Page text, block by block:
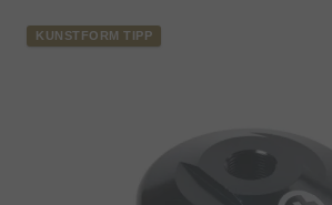
KUNSTFORM TIPP